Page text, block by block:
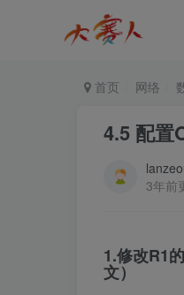
首页 网络
4.5 配置
3年前
1.修改R1
文）